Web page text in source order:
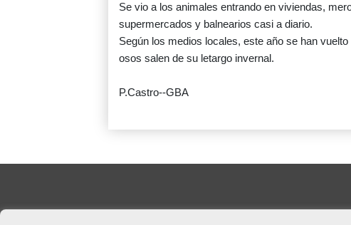
Se vio a los animales entrando en viviendas,
supermercados y balnearios casi a diario.
Según los medios locales, este año se han
osos salen de su letargo invernal.
P.Castro--GBA